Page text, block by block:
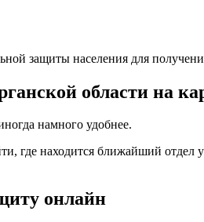
защиты населения для
области на
намного удобнее.
где находится ближайший отдел
онлайн